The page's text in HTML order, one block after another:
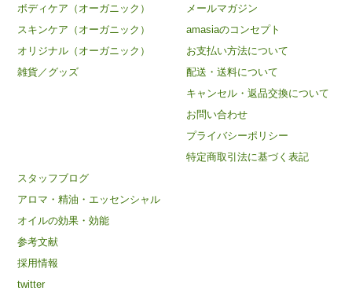
ボディケア（オーガニック）
スキンケア（オーガニック）
オリジナル（オーガニック）
雑貨／グッズ
メールマガジン
amasiaのコンセプト
お支払い方法について
配送・送料について
キャンセル・返品交換について
お問い合わせ
プライバシーポリシー
特定商取引法に基づく表記
スタッフブログ
アロマ・精油・エッセンシャル
オイルの効果・効能
参考文献
採用情報
twitter